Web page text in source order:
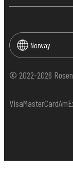
© 2022-2026
VisaMasterCard
Norway